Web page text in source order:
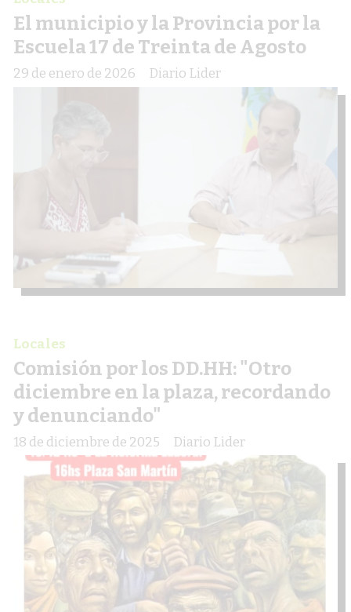
El municipio y la Provincia por la
Escuela 17 de Treinta de Agosto
Diario Lider
29 de enero de 2026
Comisión por los DD.HH: "Otro
diciembre en la plaza, recordando
y denunciando"
Diario Lider
Locales
18 de diciembre de 2025